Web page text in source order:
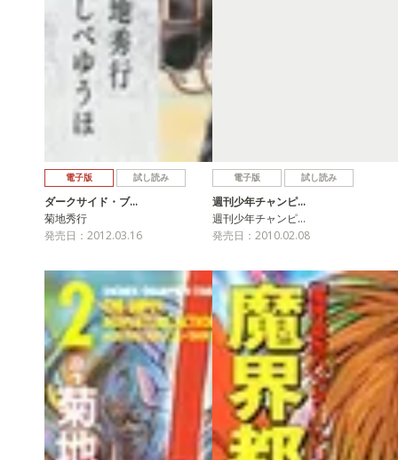
電子版 試し読み
ダークサイド・ブ…
菊地秀行
発売日：2012.03.16
電子版 試し読み
週刊少年チャンピ…
週刊少年チャンピ…
発売日：2010.02.08